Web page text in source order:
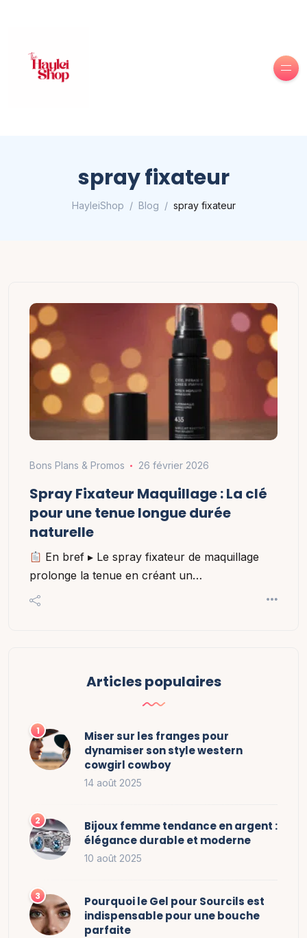
spray fixateur
HayleiShop Blog spray fixateur
Bons Plans & Promos 26 février 2026
Spray Fixateur Maquillage : La clé
pour une tenue longue durée
naturelle
En bref ▸ Le spray fixateur de maquillage
prolonge la tenue en créant un…
Articles populaires
Miser sur les franges pour
dynamiser son style western
cowgirl cowboy
14 août 2025
Bijoux femme tendance en argent :
élégance durable et moderne
10 août 2025
Pourquoi le Gel pour Sourcils est
indispensable pour une bouche
parfaite